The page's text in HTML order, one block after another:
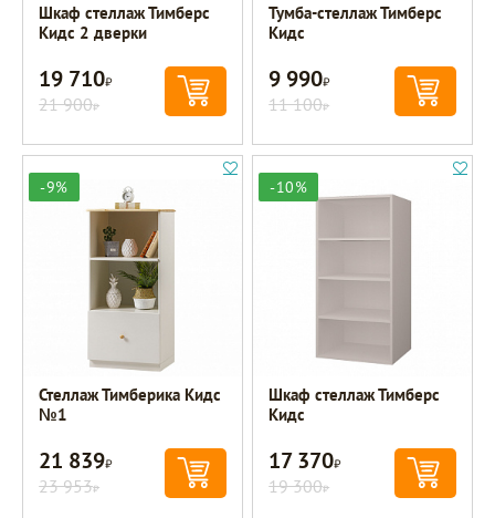
Шкаф стеллаж Тимберс
Кидс 2 дверки
19 710Р
21 900Р
Тумба-стеллаж Тимберс
Кидс
9 990Р
11 100Р
-9%
Стеллаж Тимберика Кидс
№1
21 839Р
23 953Р
-10%
Шкаф стеллаж Тимберс
Кидс
17 370Р
19 300Р